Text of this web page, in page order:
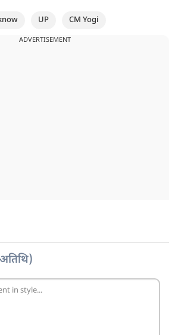
UP CM Yogi
ADVERTISEMENT